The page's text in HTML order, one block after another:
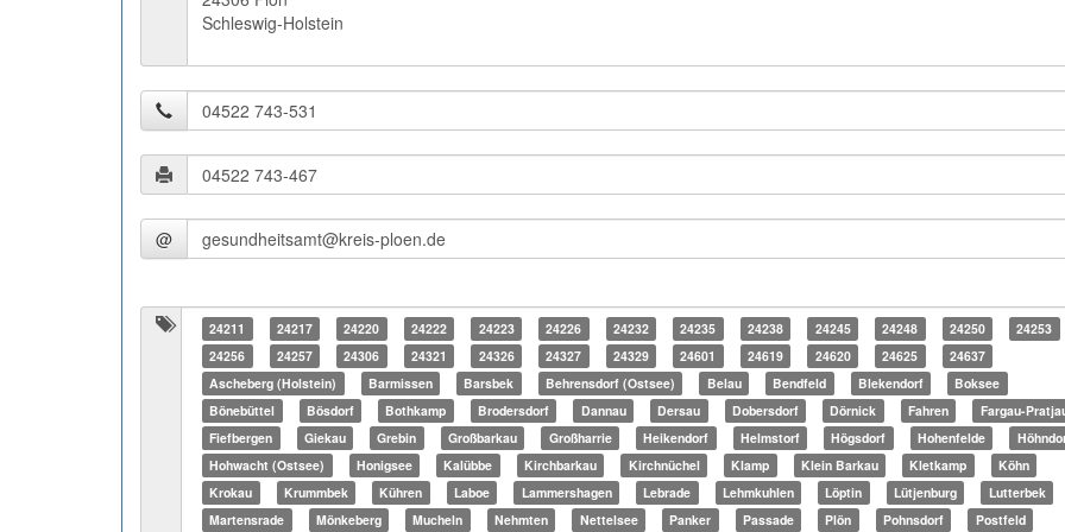
Schleswig-Holstein
@
24211 24217 24220 24222 24223 24226 24232 24235 24238 24245 24248 24250
24253
24256
24257 24306 24321 24326 24327 24329 24601 24619 24620 24625
24637
Ascheberg (Holstein)
Barmissen Barsbek Behrensdorf (Ostsee) Belau Bendfeld Blekendorf
Boksee
Bönebüttel
Bösdorf Bothkamp Brodersdorf Dannau Dersau Dobersdorf Dörnick Fahren
Fargau-
Fiefbergen
Giekau Grebin Großbarkau Großharrie Heikendorf Helmstorf Högsdorf Hohenfelde
Hohwacht (Ostsee)
Honigsee Kalübbe Kirchbarkau Kirchnüchel Klamp Klein Barkau Kletkamp
Köhn
Krokau
Krummbek Kühren Laboe Lammershagen Lebrade Lehmkuhlen Löptin Lütjenburg
Lutterbek
Martensrade
Mönkeberg Mucheln Nehmten Nettelsee Panker Passade Plön Pohnsdorf Postfeld